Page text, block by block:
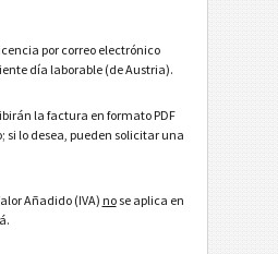
por correo electrónico
día laborable (de Austria).
la factura en formato PDF
si lo desea, pueden solicitar una
Añadido (IVA) nose aplica en